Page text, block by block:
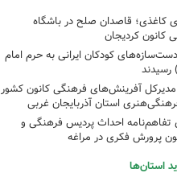
کاغذی؛ قاصدان صلح در باشگاه
کانون کردیجان
کودکان ایرانی به حرم امام
مدیرکل آفرینش‌های فرهنگی کانون کشور
استان آذربایجان غربی
تفاهم‌نامه احداث پردیس فرهنگی و
پرورش فکری در مراغه
استان‌ها